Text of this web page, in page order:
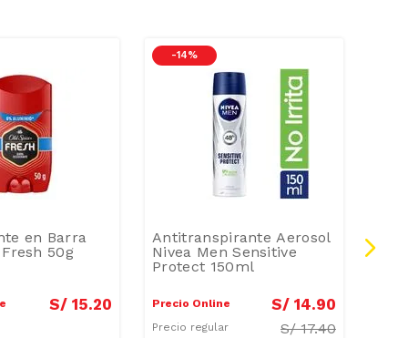
en Barra
50g
S/ 15.20
-14 %
Antitranspirante Aerosol
Nivea Men Sensitive
Protect 150ml
Precio Online S/ 14.90
Precio regular S/17.40